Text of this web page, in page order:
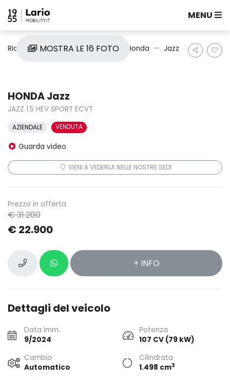
MENU
Ricerca auto Nuove e Km0 Honda Jazz
MOSTRA LE 16 FOTO
HONDA Jazz
JAZZ 1.5 HEV SPORT ECVT
AZIENDALE VENDUTA
Guarda video
VIENI A VEDERLA NELLE NOSTRE SEDI
Prezzo in offerta
€ 31.200
€ 22.900
+ INFO
Dettagli del veicolo
Data Imm.
9/2024
Potenza
107 CV (79 kW)
Cambio
Automatico
Cilindrata
1.498 cm3